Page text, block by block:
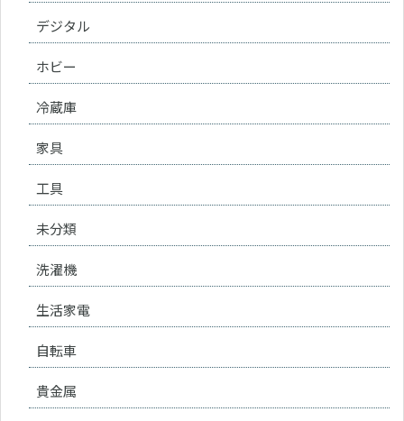
デジタル
ホビー
冷蔵庫
家具
工具
未分類
洗濯機
生活家電
自転車
貴金属